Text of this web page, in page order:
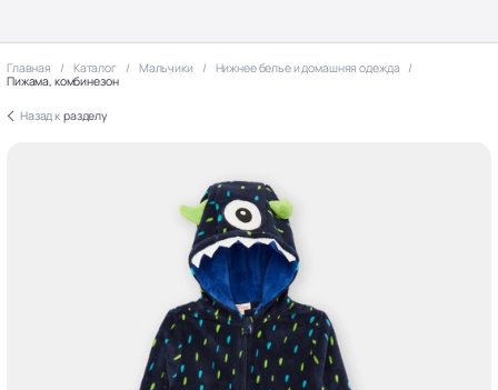
Главная Каталог Мальчики
Нижнее белье и домашняя одежда
Пижама, комбинезон
Назад к разделу